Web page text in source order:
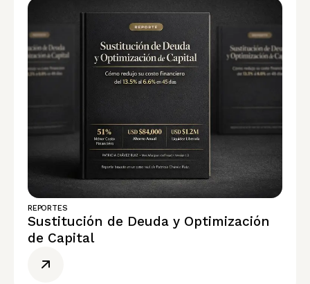
REPORTES
Sustitución de Deuda y Optimización
de Capital